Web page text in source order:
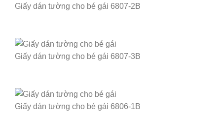
Giấy dán tường cho bé gái 6807-2B
Giấy dán tường cho bé gái 6807-3B
Giấy dán tường cho bé gái 6806-1B